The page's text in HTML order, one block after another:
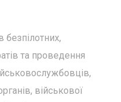
безпілотних,
та проведення
військової